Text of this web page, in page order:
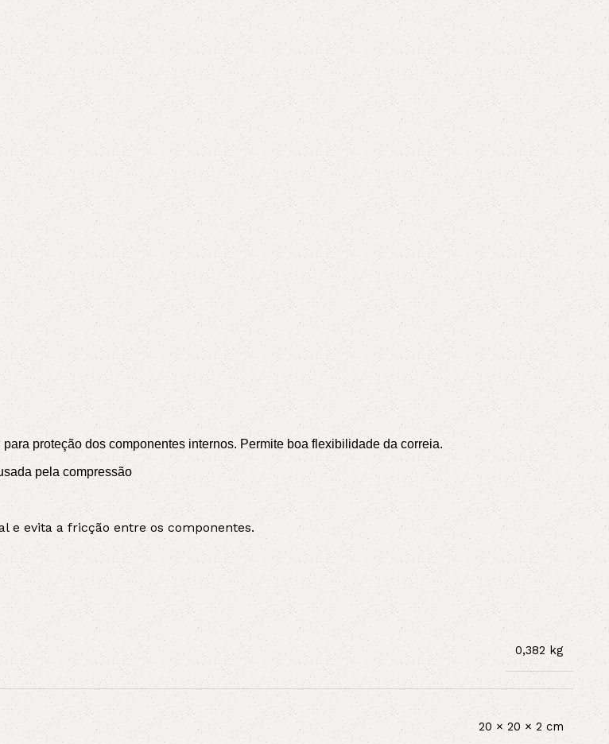
proteção dos componentes internos. Permite boa flexibilidade da correia.
pela compressão
e evita a fricção entre os componentes.
0,382 kg
20 × 20 × 2 cm